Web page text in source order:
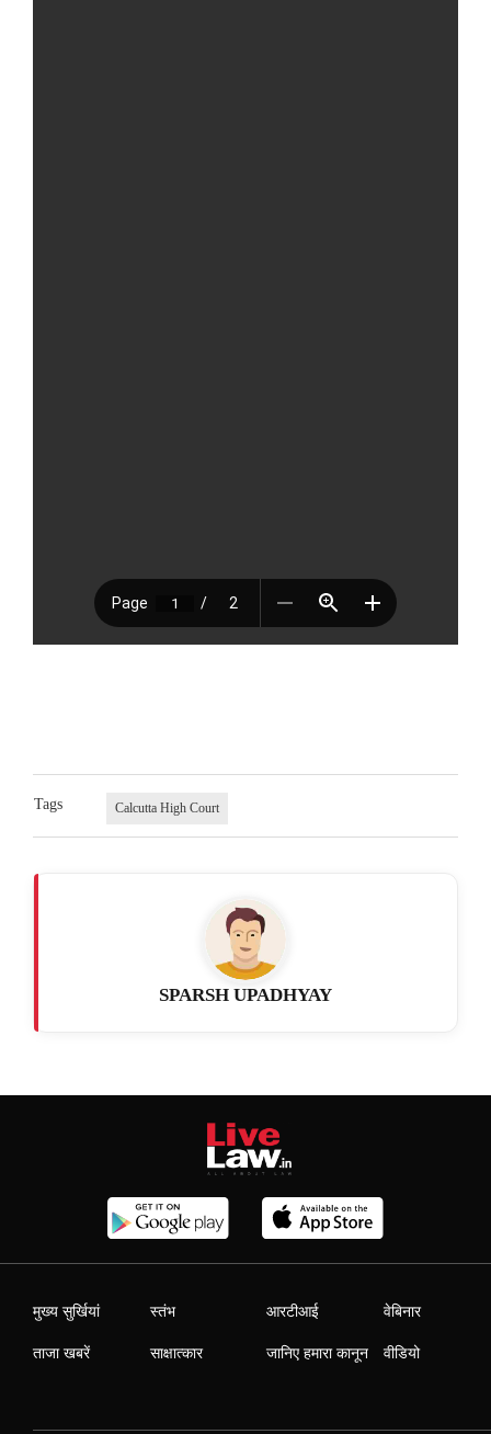
Tags Calcutta High Court
SPARSH UPADHYAY
मुख्य सुर्खियां
ताजा खबरें
स्तंभ
साक्षात्कार
आरटीआई
जानिए हमारा कानून
वेबिनार
वीडियो